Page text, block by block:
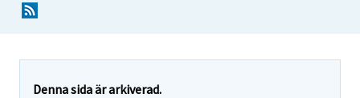
Denna sida är arkiverad.